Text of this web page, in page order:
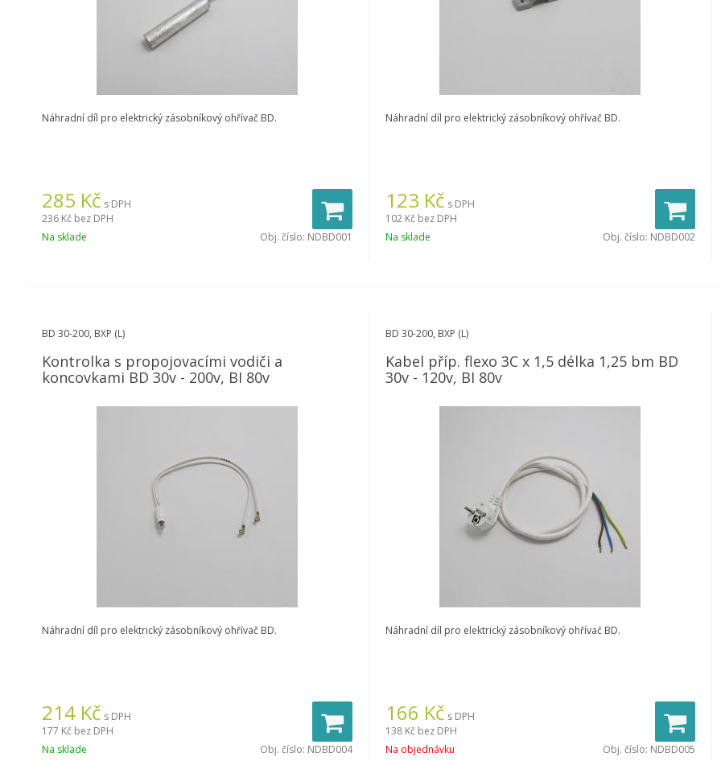
Náhradní díl pro elektrický zásobníkový ohřívač BD.
285 Kč s DPH
236 Kč bez DPH
Na sklade
Obj. číslo: NDBD001
Náhradní díl pro elektrický zásobníkový ohřívač BD.
123 Kč s DPH
102 Kč bez DPH
Na sklade
Obj. číslo: NDBD002
BD 30-200, BXP (L)
Kontrolka s propojovacími vodiči a
koncovkami BD 30v - 200v, BI 80v
Náhradní díl pro elektrický zásobníkový ohřívač BD.
214 Kč s DPH
177 Kč bez DPH
Na sklade
Obj. číslo: NDBD004
BD 30-200, BXP (L)
Kabel příp. flexo 3C x 1,5 délka 1,25 bm BD
30v - 120v, BI 80v
Náhradní díl pro elektrický zásobníkový ohřívač BD.
166 Kč s DPH
138 Kč bez DPH
Na objednávku
Obj. číslo: NDBD005